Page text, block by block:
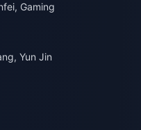
Gaming
Yun Jin